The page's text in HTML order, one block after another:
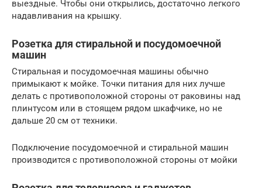
выездные. Чтобы они открылись, достаточно легкого
надавливания на крышку.
Розетка для стиральной и посудомоечной
машин
Стиральная и посудомоечная машины обычно
примыкают к мойке. Точки питания для них лучше
делать с противоположной стороны от раковины над
плинтусом или в стоящем рядом шкафчике, но не
дальше 20 см от техники.
Подключение посудомоечной и стиральной машин
производится с противоположной стороны от мойки